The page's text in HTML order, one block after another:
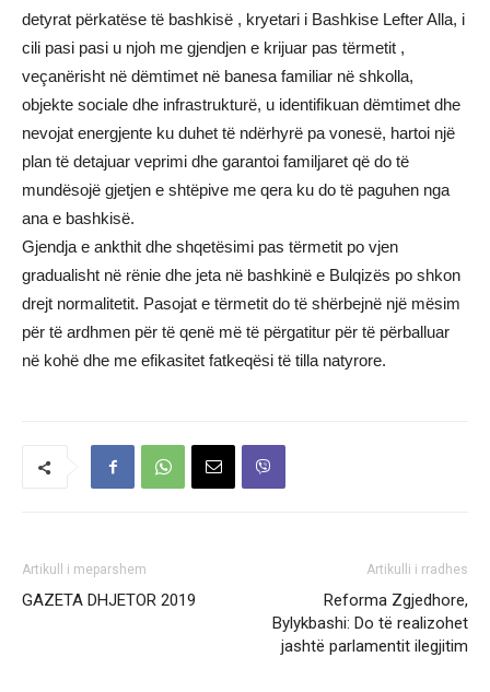
detyrat përkatëse të bashkisë , kryetari i Bashkise Lefter Alla, i
cili pasi pasi u njoh me gjendjen e krijuar pas tërmetit ,
veçanërisht në dëmtimet në banesa familiar në shkolla,
objekte sociale dhe infrastrukturë, u identifikuan dëmtimet dhe
nevojat energjente ku duhet të ndërhyrë pa vonesë, hartoi një
plan të detajuar veprimi dhe garantoi familjaret që do të
mundësojë gjetjen e shtëpive me qera ku do të paguhen nga
ana e bashkisë.
Gjendja e ankthit dhe shqetësimi pas tërmetit po vjen
gradualisht në rënie dhe jeta në bashkinë e Bulqizës po shkon
drejt normalitetit. Pasojat e tërmetit do të shërbejnë një mësim
për të ardhmen për të qenë më të përgatitur për të përballuar
në kohë dhe me efikasitet fatkeqësi të tilla natyrore.
Artikull i meparshem
GAZETA DHJETOR 2019
Artikulli i rradhes
Reforma Zgjedhore,
Bylykbashi: Do të realizohet
jashtë parlamentit ilegjitim